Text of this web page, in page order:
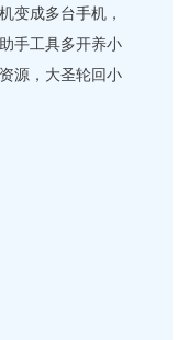
变成多台手机，
手工具多开养小
源，大圣轮回小